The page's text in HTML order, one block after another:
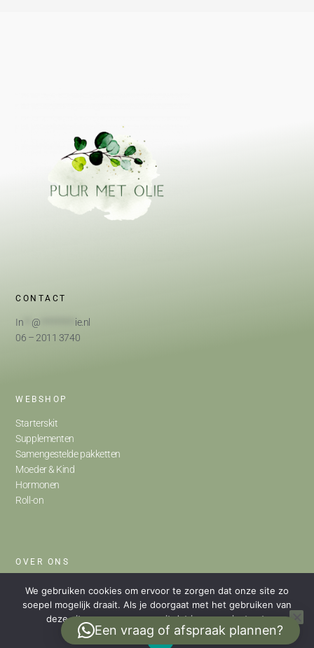
CONTACT
In @
ie.nl
06 – 2011 3740
WEBSHOP
Starterskit
Supplementen
Samengestelde pakketten
Moeder & Kind
Hormonen
Roll-on
OVER ONS
Home
Ondersteuning
Mijn verhaal
Een vraag of afspraak plannen?
We gebruiken cookies om ervoor te zorgen dat onze site zo
soepel mogelijk draait. Als je doorgaat met het gebruiken van
deze site, gaan we ervan uit dat je ermee instemt.